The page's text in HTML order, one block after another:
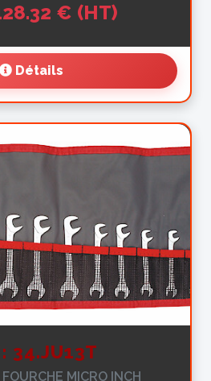
€ (HT)
Détails
34.JU13T
MICRO INCH